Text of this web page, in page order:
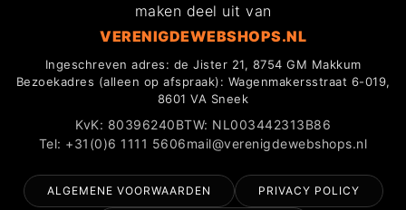
maken deel uit van
VERENIGDEWEBSHOPS.NL
Ingeschreven adres: de Jister 21, 8754 GM Makkum
Bezoekadres (alleen op afspraak): Wagenmakersstraat 6-019,
8601 VA Sneek
KvK: 80396240BTW: NL003442313B86
Tel: +31(0)6 1111 5606mail@verenigdewebshops.nl
ALGEMENE VOORWAARDEN PRIVACY POLICY